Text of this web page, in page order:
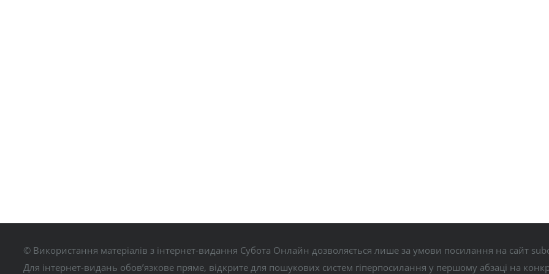
© Використання матеріалів з інтернет-видання Субота Онлайн дозволяється лише за умови посилання на сайт
Для інтернет-видань обов’язкове пряме, відкрите для пошукових систем гіперпосилання у першому абзаці на